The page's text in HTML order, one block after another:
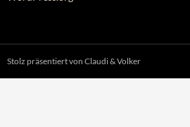
Stolz präsentiert von Claudi & Volker